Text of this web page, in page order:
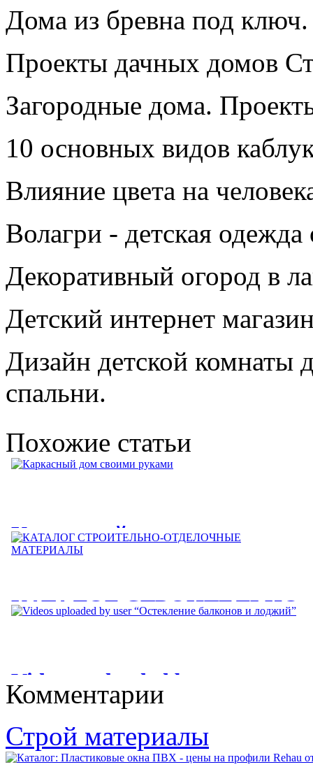
Дома из бревна под ключ.
Проекты дачных домов
Загородные дома.
10 основных видов
Влияние цвета на
Волагри - детская
Декоративный огород в
Детский интернет
Дизайн детской комнаты
спальни.
Похожие статьи
Каркасный дом своими
руками
Каркасный дом с мансардой...
КАТАЛОГ СТРОИТЕЛЬНО-
КАТАЛОГ СТРОИТЕЛЬНО-ОТДЕЛОЧНЫЕ МАТЕРИАЛЫ.
1 КАТАЛОГ СТРОИТЕЛЬНО-ОТДЕЛОЧНЫЕ...
Videos uploaded by user
“Остекление балконов и
лоджий”
Videos uploaded by user “Остекление балконов и лоджий. Цены
Комментарии
Строй материалы